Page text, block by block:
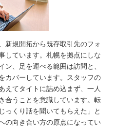
新規開拓から既存取引先のフォ
しています。札幌を拠点にしな
、足を運べる範囲は訪問と、
カバーしています。スタッフの
えてタイトに詰め込まず、一人
合うことを意識しています。転
っくり話を聞いてもらえた」と
の向き合い方の原点になってい